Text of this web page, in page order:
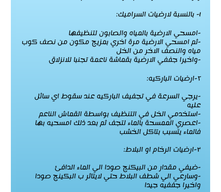
١- بالنسبة لارضيات السراميك:
-امسحي الارضية بالمياه والصابون لتنظيفها
-ثم امسحي الارضية مرة اخري بمزيج مكون من نصف كوب
مياه والنصف الاخر من الخل
-واخيرا جففي الارضية بقماشة ناعمة تجنبا للانزلاق
٢-ارضيات الباركيه:
-يرجي السرعة في تجفيف الباركيه عند سقوط اي سائل
عليه
-استخدمي الخل في التنظيف بواسطة القماش الناعم
-اعصري الممسحة بالماء لتجف ثم بعد ذلك امسحيه بها
فالماء يتسبب بتاكل الخشب
٣-ارضيات الرخام او البلاط:
-ضيفي مقدار من البيكنج صودا الي الماء الدافئ
-وسارعي الي شطف البلاط حتي لايتاثر ب البكينج صودا
واخيرا جففيه جيدا